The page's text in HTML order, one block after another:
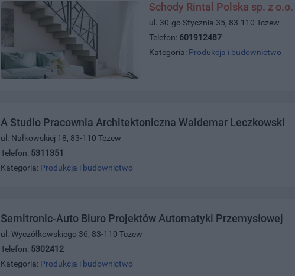
Schody Rintal Polska sp. z o.o.
ul. 30-go Stycznia 35, 83-110 Tczew
Telefon: 601912487
Kategoria: Produkcja i budownictwo
A Studio Pracownia Architektoniczna Waldemar Leczkowski
ul. Nałkowskiej 18, 83-110 Tczew
Telefon: 5311351
Kategoria: Produkcja i budownictwo
Semitronic-Auto Biuro Projektów Automatyki Przemysłowej
ul. Wyczółkowskiego 36, 83-110 Tczew
Telefon: 5302412
Kategoria: Produkcja i budownictwo